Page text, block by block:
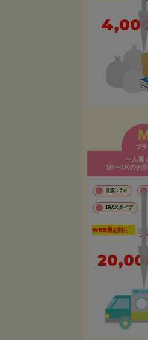
プ
一人暮
1R〜1Kのお
目安：3㎡
1R/1Kタイプ
WEB限定割引 定価